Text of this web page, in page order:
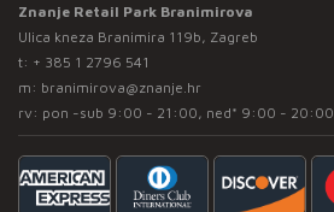
Znanje Retail Park Branimirova
Ulica kneza Branimira 119b, Zagreb
t: + 385 1 2796 541
m: branimirova@znanje.hr
rv: pon -sub 9:00 - 21:00, ned* 9:00 - 20:00